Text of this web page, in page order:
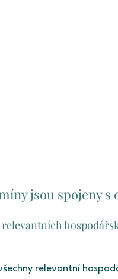
jsou spojeny s
relevantní